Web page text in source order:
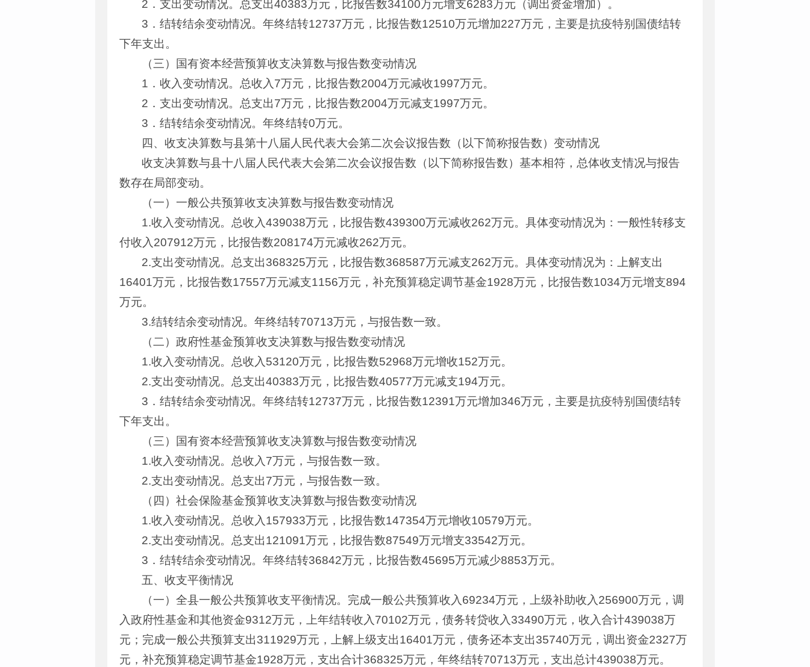
2．支出变动情况。总支出40383万元，比报告数34100万元增支6283万元（调出资金增加）。
3．结转结余变动情况。年终结转12737万元，比报告数12510万元增加227万元，主要是抗疫特别国债结转
下年支出。
（三）国有资本经营预算收支决算数与报告数变动情况
1．收入变动情况。总收入7万元，比报告数2004万元减收1997万元。
2．支出变动情况。总支出7万元，比报告数2004万元减支1997万元。
3．结转结余变动情况。年终结转0万元。
四、收支决算数与县第十八届人民代表大会第二次会议报告数（以下简称报告数）变动情况
收支决算数与县十八届人民代表大会第二次会议报告数（以下简称报告数）基本相符，总体收支情况与报告
数存在局部变动。
（一）一般公共预算收支决算数与报告数变动情况
1.收入变动情况。总收入439038万元，比报告数439300万元减收262万元。具体变动情况为：一般性转移支
付收入207912万元，比报告数208174万元减收262万元。
2.支出变动情况。总支出368325万元，比报告数368587万元减支262万元。具体变动情况为：上解支出
16401万元，比报告数17557万元减支1156万元，补充预算稳定调节基金1928万元，比报告数1034万元增支894
万元。
3.结转结余变动情况。年终结转70713万元，与报告数一致。
（二）政府性基金预算收支决算数与报告数变动情况
1.收入变动情况。总收入53120万元，比报告数52968万元增收152万元。
2.支出变动情况。总支出40383万元，比报告数40577万元减支194万元。
3．结转结余变动情况。年终结转12737万元，比报告数12391万元增加346万元，主要是抗疫特别国债结转
下年支出。
（三）国有资本经营预算收支决算数与报告数变动情况
1.收入变动情况。总收入7万元，与报告数一致。
2.支出变动情况。总支出7万元，与报告数一致。
（四）社会保险基金预算收支决算数与报告数变动情况
1.收入变动情况。总收入157933万元，比报告数147354万元增收10579万元。
2.支出变动情况。总支出121091万元，比报告数87549万元增支33542万元。
3．结转结余变动情况。年终结转36842万元，比报告数45695万元减少8853万元。
五、收支平衡情况
（一）全县一般公共预算收支平衡情况。完成一般公共预算收入69234万元，上级补助收入256900万元，调
入政府性基金和其他资金9312万元，上年结转收入70102万元，债务转贷收入33490万元，收入合计439038万
元；完成一般公共预算支出311929万元，上解上级支出16401万元，债务还本支出35740万元，调出资金2327万
元，补充预算稳定调节基金1928万元，支出合计368325万元，年终结转70713万元，支出总计439038万元。